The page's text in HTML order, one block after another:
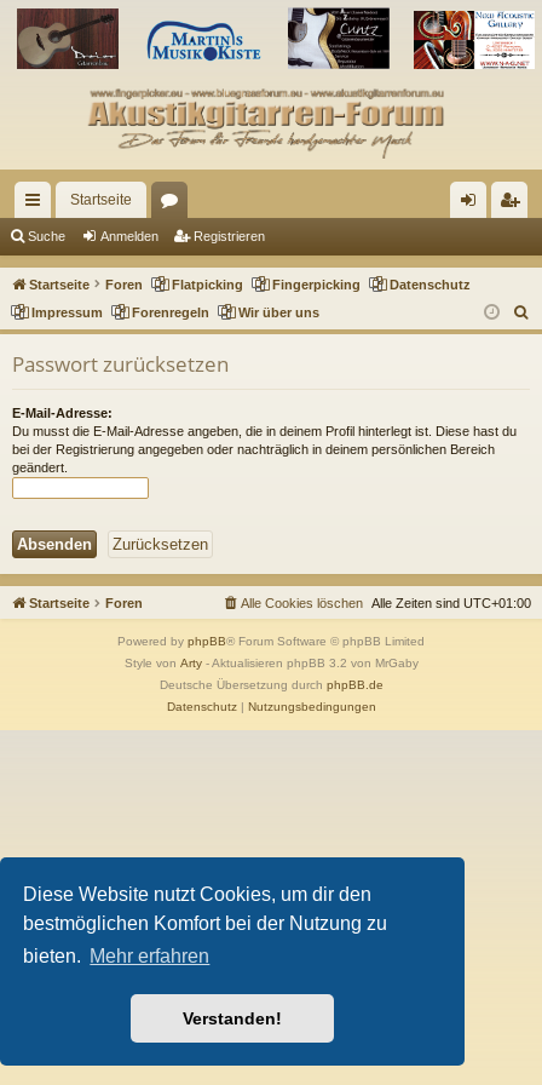
Diese Website nutzt Cookies, um dir den
bestmöglichen Komfort bei der Nutzung zu
bieten. Mehr erfahren
Verstanden!
ch
ne
llz
Startseite
en m ist
rie
Suche Anmelden Registrieren
Startseite Foren Flatpicking Fingerpicking
Datenschutz
Impressum
Forenregeln Wir über uns
u
Passwort zurücksetzen
E-Mail-Adresse:
Du musst die E-Mail-Adresse angeben, die in deinem Profil hinterlegt ist. Diese hast du
bei der Registrierung angegeben oder nachträglich in deinem persönlichen Bereich
geändert.
Startseite Foren Alle Zeiten sind UTC+01:00
Alle Cookies löschen
Powered by phpBB® Forum Software © phpBB Limited
Style von Arty- Aktualisieren phpBB 3.2 von MrGaby
Deutsche Übersetzung durch phpBB.de
Datenschutz| Nutzungsbedingungen